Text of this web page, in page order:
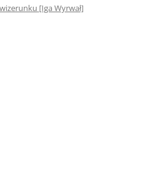
[Iga Wyrwał]